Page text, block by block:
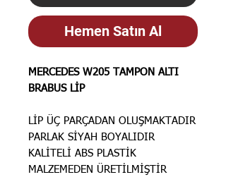
Hemen Satın Al
MERCEDES W205 TAMPON ALTI
BRABUS LİP
LİP ÜÇ PARÇADAN OLUŞMAKTADIR
PARLAK SİYAH BOYALIDIR
KALİTELİ ABS PLASTİK
MALZEMEDEN ÜRETİLMİŞTİR